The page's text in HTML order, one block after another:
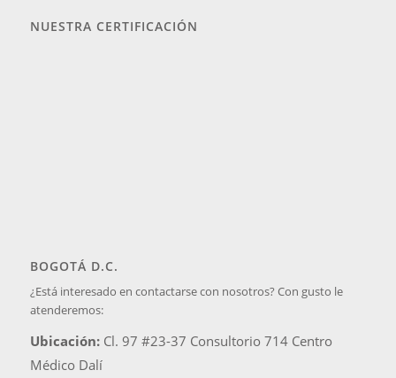
NUESTRA CERTIFICACIÓN
BOGOTÁ D.C.
¿Está interesado en contactarse con nosotros? Con gusto le
atenderemos:
Ubicación: Cl. 97 #23-37 Consultorio 714 Centro
Médico Dalí